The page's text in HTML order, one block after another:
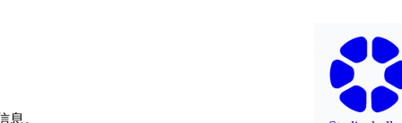
息。